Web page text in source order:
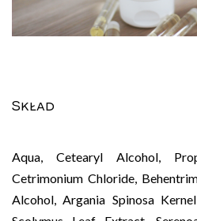
Skład
Aqua, Cetearyl Alcohol,
Cetrimonium Chloride,
Alcohol, Argania Spinosa